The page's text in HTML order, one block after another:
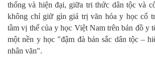
thống và hiện đại, giữa tri thức dân tộc và
không chỉ giữ gìn giá trị văn hóa y học cổ
tầm vị thế của y học Việt Nam trên bản đồ y
một nền y học "đậm đà bản sắc dân tộc –
nhân văn".